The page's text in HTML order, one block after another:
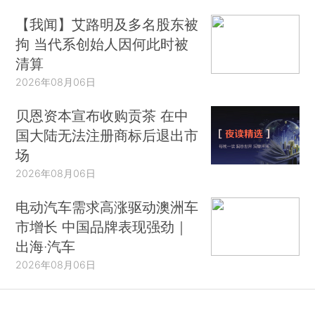
【我闻】艾路明及多名股东被
拘 当代系创始人因何此时被
清算
2026年08月06日
贝恩资本宣布收购贡茶 在中
国大陆无法注册商标后退出市
场
2026年08月06日
电动汽车需求高涨驱动澳洲车
市增长 中国品牌表现强劲｜
出海·汽车
2026年08月06日